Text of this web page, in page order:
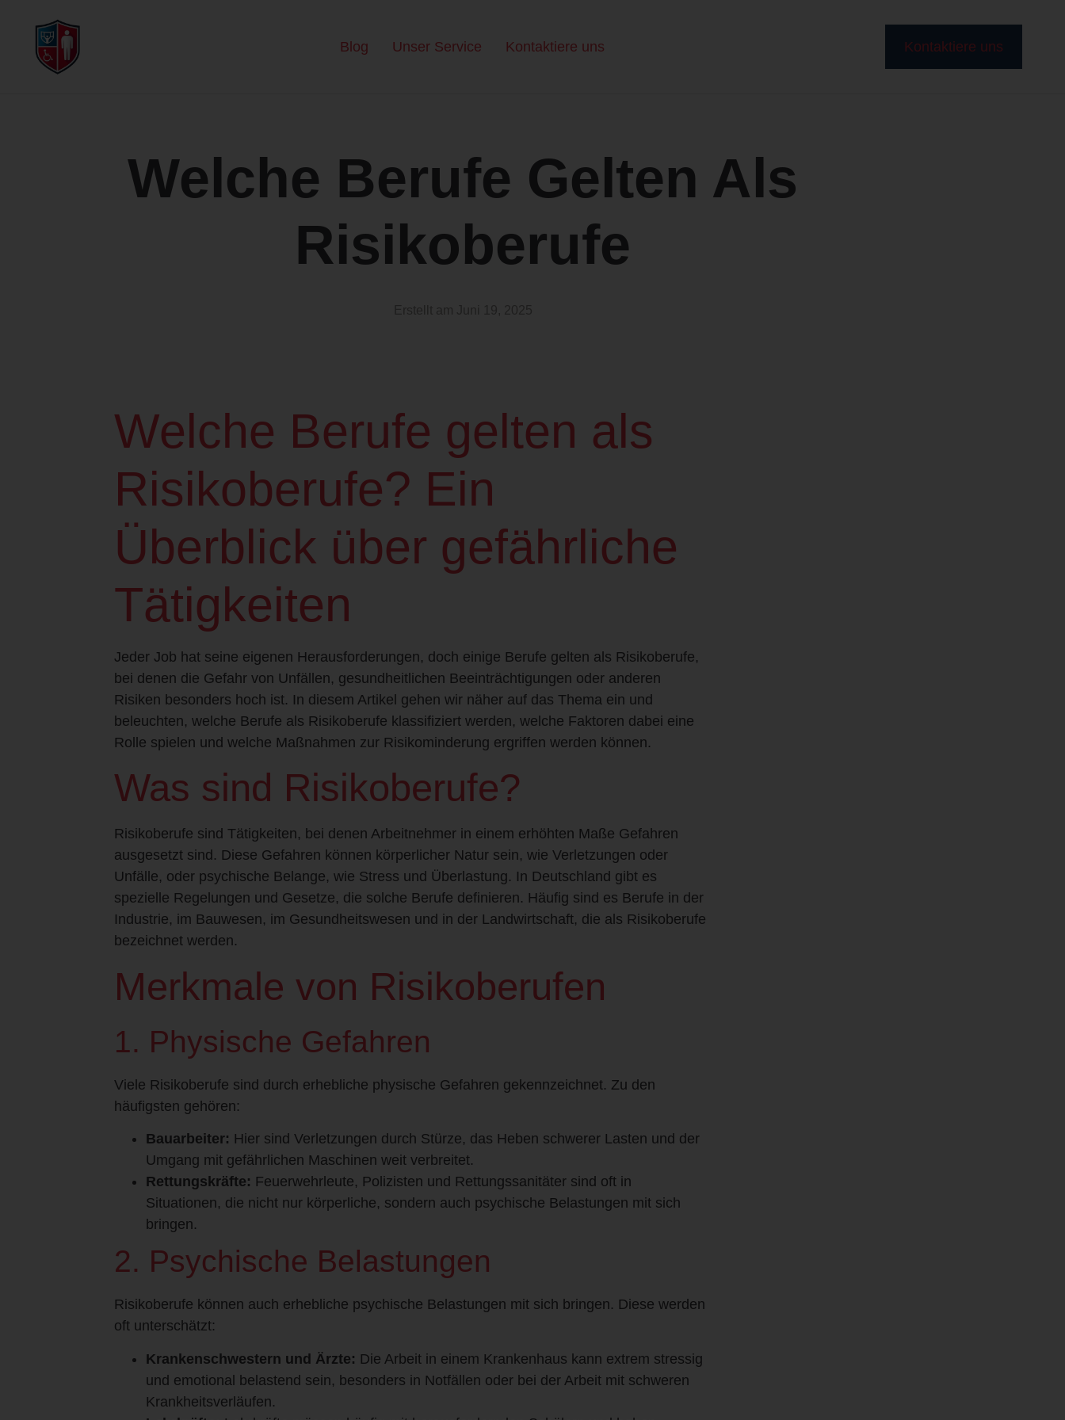
Blog Unser Service Kontaktiere uns Kontaktiere uns
Welche Berufe Gelten Als
Risikoberufe
Welche Berufe gelten als
Risikoberufe? Ein
Überblick über gefährliche
Tätigkeiten
Jeder Job hat seine eigenen Herausforderungen, doch einige Berufe gelten als Risikoberufe,
bei denen die Gefahr von Unfällen, gesundheitlichen Beeinträchtigungen oder anderen
Risiken besonders hoch ist. In diesem Artikel gehen wir näher auf das Thema ein und
beleuchten, welche Berufe als Risikoberufe klassifiziert werden, welche Faktoren dabei eine
Rolle spielen und welche Maßnahmen zur Risikominderung ergriffen werden können.
Was sind Risikoberufe?
Risikoberufe sind Tätigkeiten, bei denen Arbeitnehmer in einem erhöhten Maße Gefahren
ausgesetzt sind. Diese Gefahren können körperlicher Natur sein, wie Verletzungen oder
Unfälle, oder psychische Belange, wie Stress und Überlastung. In Deutschland gibt es
spezielle Regelungen und Gesetze, die solche Berufe definieren. Häufig sind es Berufe in der
Industrie, im Bauwesen, im Gesundheitswesen und in der Landwirtschaft, die als Risikoberufe
bezeichnet werden.
Merkmale von Risikoberufen
1. Physische Gefahren
Viele Risikoberufe sind durch erhebliche physische Gefahren gekennzeichnet. Zu den
häufigsten gehören:
Bauarbeiter: Hier sind Verletzungen durch Stürze, das Heben schwerer Lasten und der
Umgang mit gefährlichen Maschinen weit verbreitet.
Rettungskräfte: Feuerwehrleute, Polizisten und Rettungssanitäter sind oft in
Situationen, die nicht nur körperliche, sondern auch psychische Belastungen mit sich
bringen.
2. Psychische Belastungen
Risikoberufe können auch erhebliche psychische Belastungen mit sich bringen. Diese werden
oft unterschätzt:
Krankenschwestern und Ärzte: Die Arbeit in einem Krankenhaus kann extrem stressig
und emotional belastend sein, besonders in Notfällen oder bei der Arbeit mit schweren
Krankheitsverläufen.